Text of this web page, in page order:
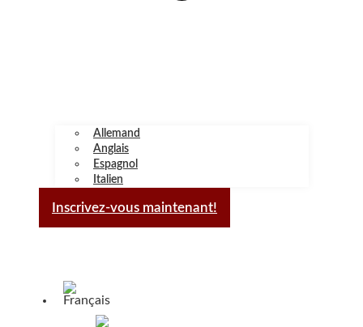
Allemand
Anglais
Espagnol
Italien
Inscrivez-vous maintenant!